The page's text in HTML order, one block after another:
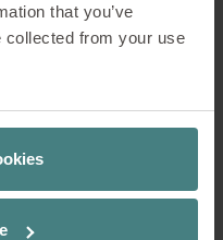
that you’ve
collected from your use
oder auch
in
Bereich sowie
an. Die
nach Anlass